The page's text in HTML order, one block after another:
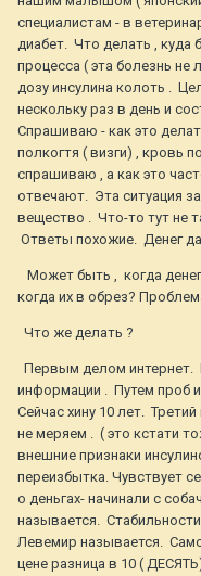
специалистам - в
диабет. Что делать , куда
процесса ( эта болезнь не
дозу инсулина колоть .
нескольку раз в день и
Спрашиваю - как это
полкогтя ( визги) , кровь
спрашиваю , а как это
отвечают. Эта ситуация
вещество . Что-то тут не
Ответы похожие. Денег
Может быть , когда
когда их в обрез?
Что же делать ?
Первым делом интернет.
информации . Путем проб
Сейчас хину 10 лет.
не меряем . ( это кстати
внешние признаки
переизбытка. Чувствует
о деньгах- начинали с
называется.
Левемир называется.
цене разница в 10 (